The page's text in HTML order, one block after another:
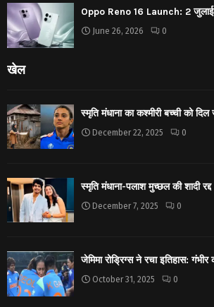
Oppo Reno 16 Launch: 2 जुलाई
June 26, 2026 0
खेल
स्मृति मंधाना का कश्मीरी बच्ची को
December 22, 2025 0
स्मृति मंधाना-पलाश मुच्छल की शादी रद्द
December 7, 2025 0
जेमिमा रोड्रिग्स ने रचा इतिहास: गंभीर
October 31, 2025 0